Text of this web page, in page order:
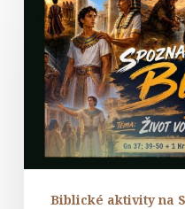
súťaž
SPOZNAJ
BIBLIU
Biblické aktivity na